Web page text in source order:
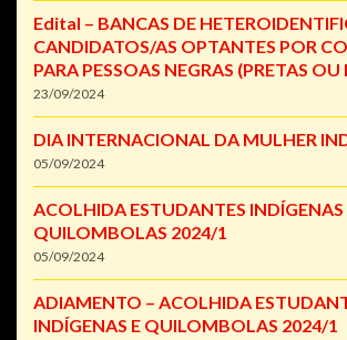
Edital – BANCAS DE
CANDIDATOS/AS OPTANTES POR
PARA PESSOAS NEGRAS (PRETAS OU
23/09/2024
DIA INTERNACIONAL DA MULHER
05/09/2024
ACOLHIDA ESTUDANTES INDÍGENAS
QUILOMBOLAS 2024/1
05/09/2024
ADIAMENTO – ACOLHIDA
INDÍGENAS E QUILOMBOLAS 2024/1